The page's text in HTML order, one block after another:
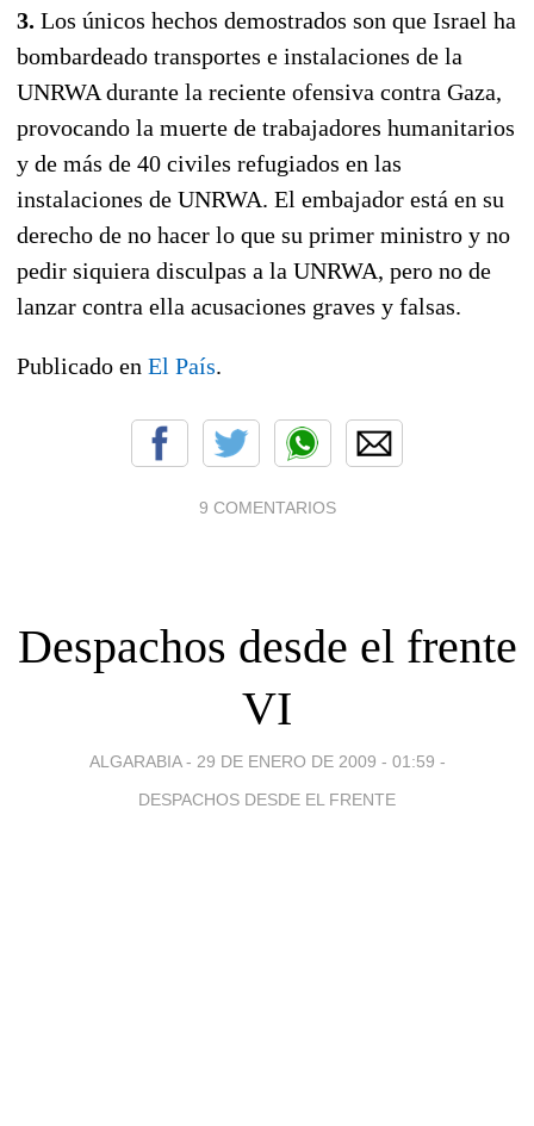
3. Los únicos hechos demostrados son que Israel ha
bombardeado transportes e instalaciones de la
UNRWA durante la reciente ofensiva contra Gaza,
provocando la muerte de trabajadores humanitarios
y de más de 40 civiles refugiados en las
instalaciones de UNRWA. El embajador está en su
derecho de no hacer lo que su primer ministro y no
pedir siquiera disculpas a la UNRWA, pero no de
lanzar contra ella acusaciones graves y falsas.
Publicado en El País.
9 COMENTARIOS
Despachos desde el frente
VI
ALGARABIA - 29 DE ENERO DE 2009 - 01:59 -
DESPACHOS DESDE EL FRENTE